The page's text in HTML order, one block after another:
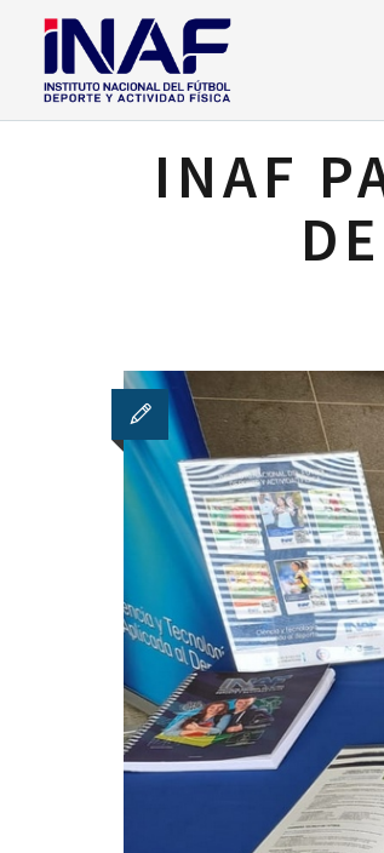
INAF